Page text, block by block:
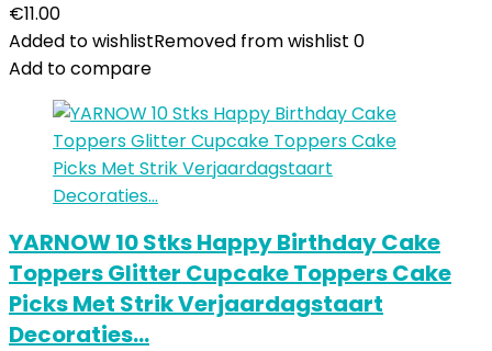
€11.00
Added to wishlistRemoved from wishlist 0
Add to compare
YARNOW 10 Stks Happy Birthday Cake
Toppers Glitter Cupcake Toppers Cake
Picks Met Strik Verjaardagstaart
Decoraties…